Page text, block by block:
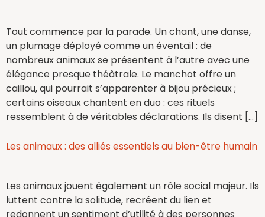
Tout commence par la parade. Un chant, une danse,
un plumage déployé comme un éventail : de
nombreux animaux se présentent à l’autre avec une
élégance presque théâtrale. Le manchot offre un
caillou, qui pourrait s’apparenter à bijou précieux ;
certains oiseaux chantent en duo : ces rituels
ressemblent à de véritables déclarations. Ils disent […]
Les animaux : des alliés essentiels au bien-être humain
Les animaux jouent également un rôle social majeur. Ils
luttent contre la solitude, recréent du lien et
redonnent un sentiment d’utilité à des personnes